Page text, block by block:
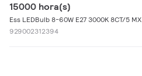
15000 hora(s)
Ess LEDBulb 8-60W E27 3000K 8CT/5 MX
929002312394